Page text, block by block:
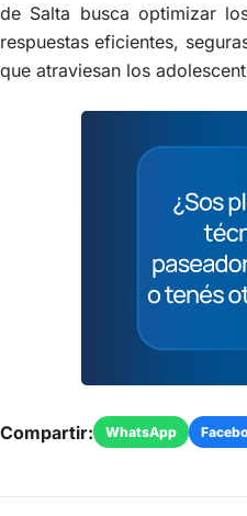
de Salta busca optimizar
respuestas eficientes,
que atraviesan los
Compartir: WhatsApp